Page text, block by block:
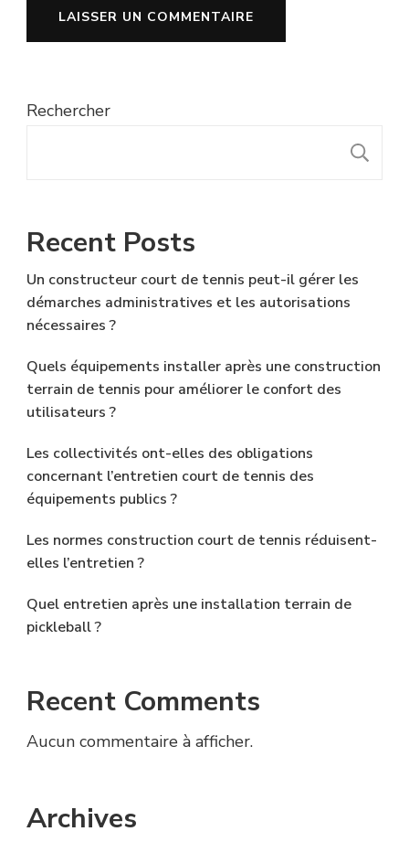
Rechercher
Recent Posts
Un constructeur court de tennis peut-il gérer les
démarches administratives et les autorisations
nécessaires ?
Quels équipements installer après une construction
terrain de tennis pour améliorer le confort des
utilisateurs ?
Les collectivités ont-elles des obligations
concernant l’entretien court de tennis des
équipements publics ?
Les normes construction court de tennis réduisent-
elles l’entretien ?
Quel entretien après une installation terrain de
pickleball ?
Recent Comments
Aucun commentaire à afficher.
Archives